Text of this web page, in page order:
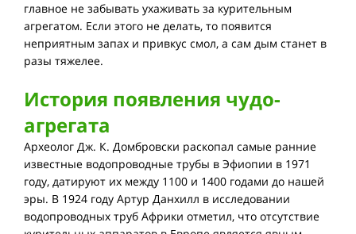
главное не забывать ухаживать за курительным
агрегатом. Если этого не делать, то появится
неприятным запах и привкус смол, а сам дым станет в
разы тяжелее.
История появления чудо-
агрегата
Археолог Дж. К. Домбровски раскопал самые ранние
известные водопроводные трубы в Эфиопии в 1971
году, датируют их между 1100 и 1400 годами до нашей
эры. В 1924 году Артур Данхилл в исследовании
водопроводных труб Африки отметил, что отсутствие